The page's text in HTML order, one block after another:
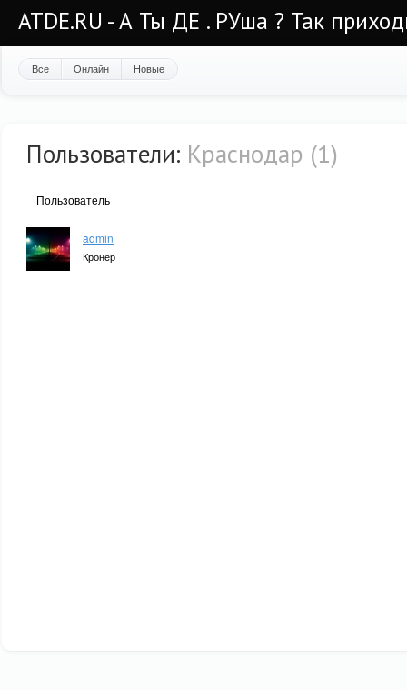
ATDE.RU - А Ты ДЕ . РУша ? Так
Все Онлайн Новые
Пользователи: Краснодар (1)
Пользователь
admin
Кронер